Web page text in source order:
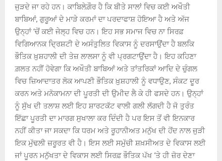
ਜੁੜਦੇ ਜਾ ਰਹੇ ਹਨ। ਕਾਬਿਲੇਗ਼ੌਰ ਹੈ ਕਿ ਬੀਤੇ ਸਾਲਾਂ ਵਿਚ ਕਈ ਅਖੌਤੀ
ਬਾਬਿਆਂ, ਗੁਰੂਆਂ ਦੇ ਮਾੜੇ ਕਰਮਾਂ ਦਾ ਪਰਦਾਫਾਸ਼ ਹੋਇਆ ਹੈ ਅਤੇ ਅੱਜ
ਉਨ੍ਹਾਂ ‘ਚੋਂ ਕਈ ਜੇਲ੍ਹ ਵਿਚ ਹਨ। ਇਹ ਸਭ ਸਮਾਜ ਵਿਚ ਨਾ ਸਿਰਫ਼
ਵਿਗਿਆਨਕ ਦ੍ਰਿਸ਼ਟੀ ਦੇ ਅਸੰਤੁਲਿਤ ਵਿਕਾਸ ਨੂੰ ਦਰਸਾਉਂਦਾ ਹੈ ਬਲਕਿ
ਭੌਤਿਕ ਖ਼ੁਸ਼ਹਾਲੀ ਦੀ ਤੇਜ਼ ਲਾਲਸਾ ਨੂੰ ਵੀ ਪ੍ਰਗਟਾਉਂਦਾ ਹੈ। ਇਹ ਕਹਿਣਾ
ਗ਼ਲਤ ਨਹੀਂ ਹੋਵੇਗਾ ਕਿ ਅਖੌਤੀ ਬਾਬਿਆਂ ਅਤੇ ਤਾਂਤਰਿਕਾਂ ਆਦਿ ਦੇ ਚੁੰਗਲ
ਵਿਚ ਜ਼ਿਆਦਾਤਰ ਲੋਕ ਆਪਣੀ ਭੌਤਿਕ ਖ਼ੁਸ਼ਹਾਲੀ ਨੂੰ ਵਧਾਉਣ, ਸੰਕਟ ਦੂਰ
ਕਰਨ ਅਤੇ ਮਨੋਕਾਮਨਾ ਦੀ ਪੂਰਤੀ ਦੀ ਉਮੀਦ ਲੈ ਕੇ ਹੀ ਫਸਦੇ ਹਨ। ਉਨ੍ਹਾਂ
ਨੂੰ ਸੁੱਖ ਦੀ ਤਲਾਸ਼ ਲਈ ਇਹ ਸ਼ਾਰਟਕੱਟ ਵਾਲੀ ਗਲੀ ਲੱਗਦੀ ਹੈ ਜੋ ਤੁਰੰਤ
ਇੱਛਾ ਪੂਰਤੀ ਦਾ ਮਾਰਗ ਸੁਖਾਲਾ ਕਰ ਦਿੰਦੀ ਹੈ ਪਰ ਇਸ ਤੋਂ ਵੀ ਇਨਕਾਰ
ਨਹੀਂ ਕੀਤਾ ਜਾ ਸਕਦਾ ਕਿ ਧਰਮ ਅਤੇ ਰੂਹਾਨੀਅਤ ਮਨੁੱਖ ਦੀ ਹੋਂਦ ਨਾਲ ਜੁੜੀ
ਇਕ ਮੁੱਢਲੀ ਜ਼ਰੂਰਤ ਵੀ ਹੈ। ਇਸ ਲਈ ਸਮੁੱਚੀ ਸ਼ਖ਼ਸੀਅਤ ਦੇ ਵਿਕਾਸ ਲਈ
ਜਾਂ ਪੂਰਨ ਮਨੁੱਖਤਾ ਦੇ ਵਿਕਾਸ ਲਈ ਸਿਰਫ਼ ਭੌਤਿਕ ਪੱਖ ‘ਤੇ ਹੀ ਜ਼ੋਰ ਦੇਣਾ